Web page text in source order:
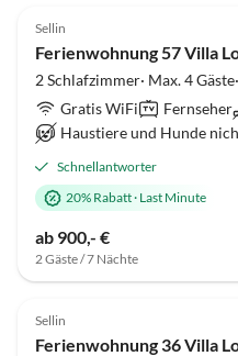
Sellin
Ferienwohnung 57 Villa
2 Schlafzimmer· Max. 4
Gratis WiFi
Fernseher
Haustiere und Hunde
Schnellantworter
20% Rabatt· Last Minute
ab 900,- €
2 Gäste / 7 Nächte
5.0 (8)
Sellin
Ferienwohnung 36 Villa